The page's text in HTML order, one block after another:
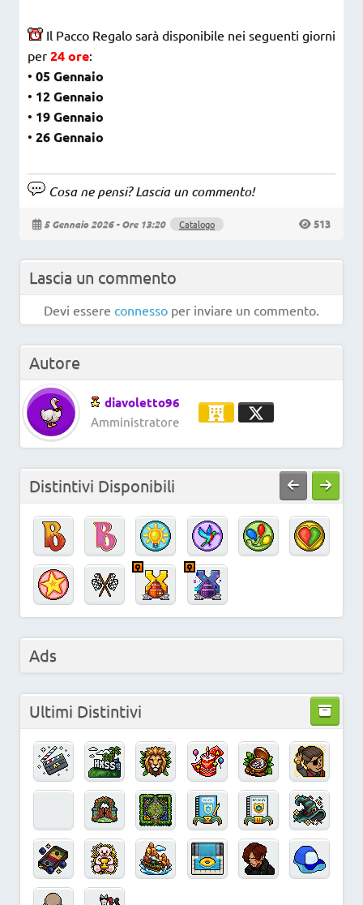
Il Pacco Regalo sarà disponibile nei seguenti giorni
per 24 ore:
• 05 Gennaio
• 12 Gennaio
• 19 Gennaio
• 26 Gennaio
Cosa ne pensi? Lascia un commento!
5 Gennaio 2026 - Ore 13:20 Catalogo 513
Lascia un commento
Devi essere connesso per inviare un commento.
Autore
diavoletto96
Amministratore
Distintivi Disponibili
Ads
Ultimi Distintivi